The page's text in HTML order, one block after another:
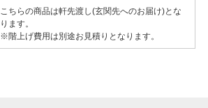
こちらの商品は軒先渡し(玄関先へのお届け)とな
ります。
※階上げ費用は別途お見積りとなります。